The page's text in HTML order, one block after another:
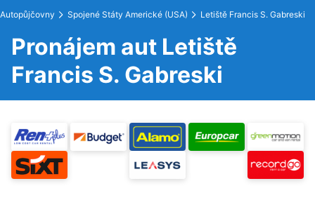
Autopůjčovny Spojené Státy Americké (USA) Letiště Francis S. Gabreski
Pronájem aut Letiště
Francis S. Gabreski